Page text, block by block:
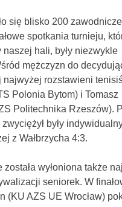
się blisko 200
spotkania turnieju,
naszej hali, były niezwykle
mężczyzn do
rozstawieni
Polonia Bytom) i Tomasz
Politechnika Rzeszów).
były
z Wałbrzycha 4:3.
została wyłoniona także
seniorek. W
(KU AZS UE Wrocław)